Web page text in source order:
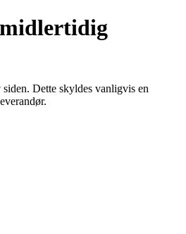
Dette skyldes vanligvis en